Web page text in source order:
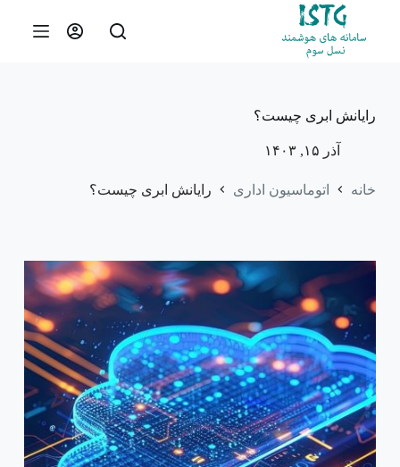
رایانش ابری چیست؟
آذر ۱۵, ۱۴۰۳
خانه اتوماسیون اداری رایانش ابری چیست؟